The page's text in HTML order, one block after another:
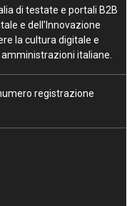
di testate e portali B2B
e dell’Innovazione
la cultura digitale e
italiane.
registrazione